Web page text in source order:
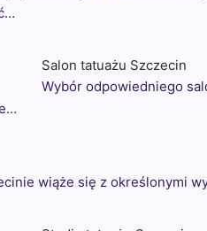
Salon tatuażu Szczecin
Wybór odpowiedniego
wiąże się z określonymi